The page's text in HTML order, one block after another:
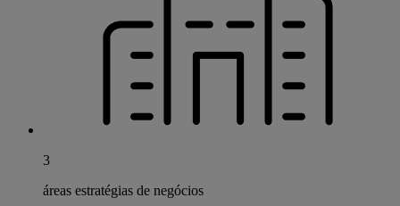
3
áreas estratégias de negócios